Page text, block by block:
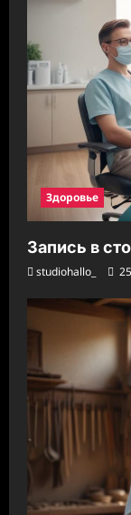
Здоровье
Запись в
studiohallo_